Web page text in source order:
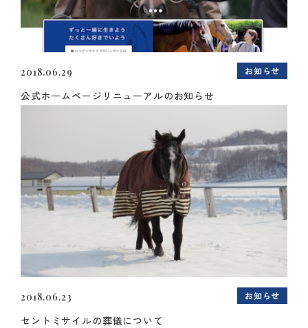
2018.06.29 お知らせ
公式ホームページリニューアルのお知らせ
2018.06.23 お知らせ
セントミサイルの葬儀について